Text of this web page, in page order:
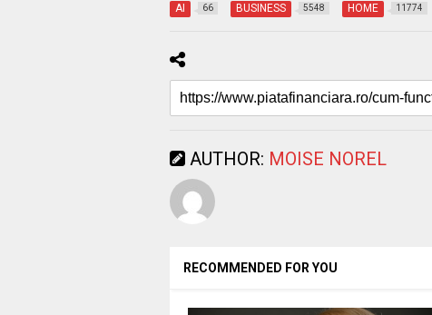
AI 66 BUSINESS 5548 HOME 11774
AUTHOR: MOISE NOREL
RECOMMENDED FOR YOU